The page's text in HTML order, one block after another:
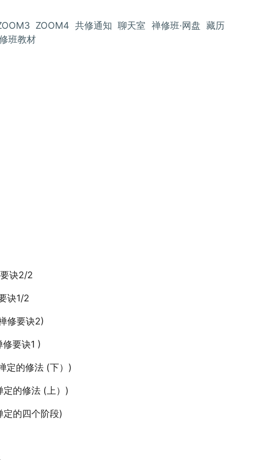
ZOOM4 共修通知 聊天室 禅修班·网盘 藏历
班教材
诀2/2
诀1/2
修要诀2)
要诀1 )
定的修法 (下）)
定的修法 (上）)
的四个阶段)